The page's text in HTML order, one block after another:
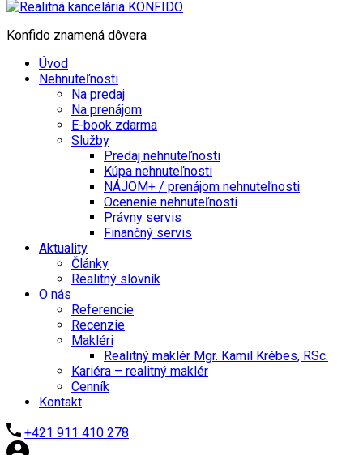
Konfido znamená dôvera
Úvod
Nehnuteľnosti
Na predaj
Na prenájom
E-book zdarma
Služby
Predaj nehnuteľnosti
Kúpa nehnuteľnosti
NÁJOM+ / prenájom nehnuteľnosti
Ocenenie nehnuteľnosti
Právny servis
Finančný servis
Aktuality
Články
Realitný slovník
O nás
Referencie
Recenzie
Makléri
Realitný maklér Mgr. Kamil Krébes, RSc.
Kariéra – realitný maklér
Cenník
Kontakt
+421 911 410 278